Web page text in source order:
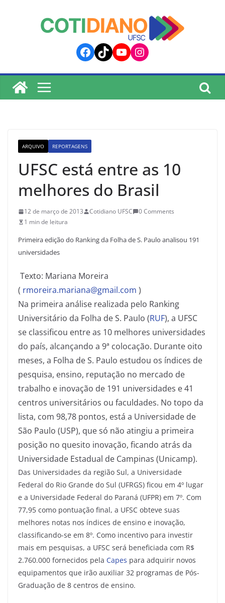
Facebook
TikTokYouTube
Instagram
ARQUIVO REPORTAGENS
UFSC está entre as 10
melhores do Brasil
12 de março de 2013 Cotidiano UFSC
0 Comments
1 min de leitura
Primeira edição do Ranking da Folha de S. Paulo analisou 191
universidades
Texto: Mariana Moreira
( rmoreira.mariana@gmail.com )
Na primeira análise realizada pelo Ranking
Universitário da Folha de S. Paulo (RUF), a UFSC
se classificou entre as 10 melhores universidades
do país, alcançando a 9ª colocação. Durante oito
meses, a Folha de S. Paulo estudou os índices de
pesquisa, ensino, reputação no mercado de
trabalho e inovação de 191 universidades e 41
centros universitários ou faculdades. No topo da
lista, com 98,78 pontos, está a Universidade de
São Paulo (USP), que só não atingiu a primeira
posição no quesito inovação, ficando atrás da
Universidade Estadual de Campinas (Unicamp).
Das Universidades da região Sul, a Universidade
Federal do Rio Grande do Sul (UFRGS) ficou em 4º lugar
e a Universidade Federal do Paraná (UFPR) em 7º. Com
77,95 como pontuação final, a UFSC obteve suas
melhores notas nos índices de ensino e inovação,
classificando-se em 8º. Como incentivo para investir
mais em pesquisas, a UFSC será beneficiada com R$
2.760.000 fornecidos pela Capes para adquirir novos
equipamentos que irão auxiliar 32 programas de Pós-
Graduação de 8 centros de ensino.